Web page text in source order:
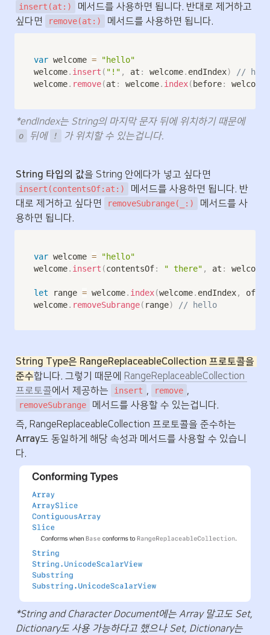
insert(at:)
메서드를 사용하면 됩니다. 반대로 제거하고
싶다면
remove(at:) 메서드를 사용하면 됩니다.
var welcome =
"hello"
welcome. insert ( "!" , at : welcome. endIndex)
//
welcome. remove(at : welcome. index( before: welcome
*endIndex는 String의 마지막 문자 뒤에 위치하기 때문에
o 뒤에 ! 가 위치할 수 있는겁니다.
String 타입의 값
insert(contentsOf:at:)
메서드를 사용하면 됩니다. 반
대로 제거하고 싶다면
removeSubrange(_:)
메서드를 사
용하면 됩니다.
var welcome =
"hello"
welcome. insert (contentsOf: " there" , at : welcome
let range = welcome. index(welcome. endIndex,
welcome. removeSubrange( range) // hello
String Type은 RangeReplaceableCollection 프로토콜을
준수합니다. 그렇기 때문에
RangeReplaceableCollection
프로토콜에서 제공하는 insert , remove
removeSubrange
메서드를 사용할 수 있는겁니다.
Array도 동일하게 해당 속성과 메서드를 사용할 수 있습니
다.
*String and Character Document에는 Array 말고도 Set,
Dictionary도 사용 가능하다고 했으나 Set, Dictionary는